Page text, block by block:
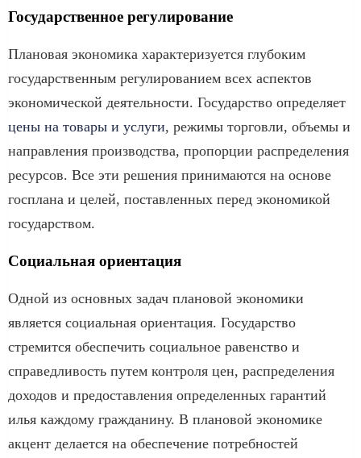
Государственное регулирование
Плановая экономика характеризуется глубоким
государственным регулированием всех аспектов
экономической деятельности. Государство определяет
цены на товары и услуги, режимы торговли, объемы и
направления производства, пропорции распределения
ресурсов. Все эти решения принимаются на основе
госплана и целей, поставленных перед экономикой
государством.
Социальная ориентация
Одной из основных задач плановой экономики
является социальная ориентация. Государство
стремится обеспечить социальное равенство и
справедливость путем контроля цен, распределения
доходов и предоставления определенных гарантий
илья каждому гражданину. В плановой экономике
акцент делается на обеспечение потребностей